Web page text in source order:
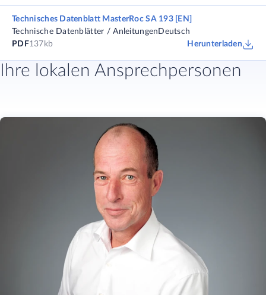
Technisches Datenblatt MasterRoc SA 193 [EN]
Technische Datenblätter / Anleitungen Deutsch
PDF137kb Herunterladen
Ihre lokalen Ansprechpersonen